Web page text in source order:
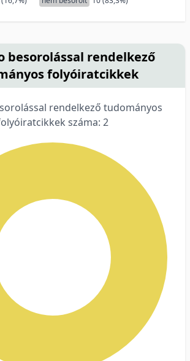
besorolással rendelkező
folyóiratcikkek
rendelkező tudományos
száma: 2